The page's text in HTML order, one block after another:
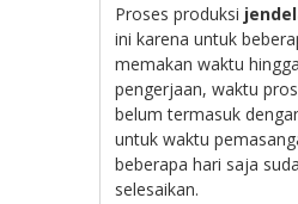
Proses produksi
ini karena untuk
memakan waktu
pengerjaan, waktu
belum termasuk
untuk waktu
beberapa hari saja
selesaikan.